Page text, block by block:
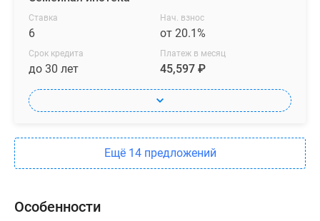
Ставка
6
Нач. взнос
от 20.1%
Срок кредита
до 30 лет
Платеж в месяц
45,597 ₽
Ещё 14 предложений
Особенности